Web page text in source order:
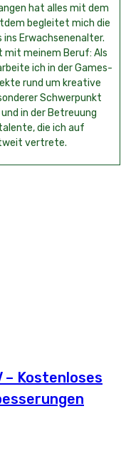
hat alles mit dem
begleitet mich die
Erwachsenenalter.
mit meinem Beruf: Als
ich in der Games-
rund um kreative
Schwerpunkt
in der Betreuung
die ich auf
vertrete.
– Kostenloses